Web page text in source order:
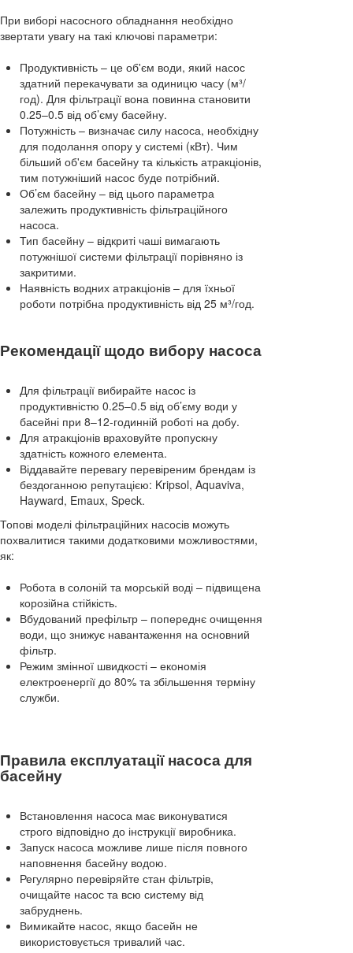
При виборі насосного обладнання необхідно
звертати увагу на такі ключові параметри:
Продуктивність – це об'єм води, який насос
здатний перекачувати за одиницю часу (м³/
год). Для фільтрації вона повинна становити
0.25–0.5 від об’єму басейну.
Потужність – визначає силу насоса, необхідну
для подолання опору у системі (кВт). Чим
більший об'єм басейну та кількість атракціонів,
тим потужніший насос буде потрібний.
Об’єм басейну – від цього параметра
залежить продуктивність фільтраційного
насоса.
Тип басейну – відкриті чаші вимагають
потужнішої системи фільтрації порівняно із
закритими.
Наявність водних атракціонів – для їхньої
роботи потрібна продуктивність від 25 м³/год.
Рекомендації щодо вибору насоса
Для фільтрації вибирайте насос із
продуктивністю 0.25–0.5 від об’єму води у
басейні при 8–12-годинній роботі на добу.
Для атракціонів враховуйте пропускну
здатність кожного елемента.
Віддавайте перевагу перевіреним брендам із
бездоганною репутацією: Kripsol, Aquaviva,
Hayward, Emaux, Speck.
Топові моделі фільтраційних насосів можуть
похвалитися такими додатковими можливостями,
як:
Робота в солоній та морській воді – підвищена
корозійна стійкість.
Вбудований префільтр – попереднє очищення
води, що знижує навантаження на основний
фільтр.
Режим змінної швидкості – економія
електроенергії до 80% та збільшення терміну
служби.
Правила експлуатації насоса для
басейну
Встановлення насоса має виконуватися
строго відповідно до інструкції виробника.
Запуск насоса можливе лише після повного
наповнення басейну водою.
Регулярно перевіряйте стан фільтрів,
очищайте насос та всю систему від
забруднень.
Вимикайте насос, якщо басейн не
використовується тривалий час.